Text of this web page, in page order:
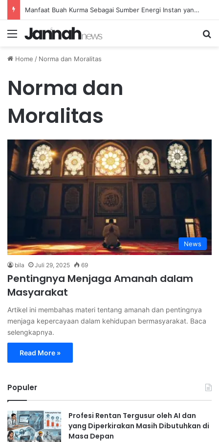
Manfaat Buah Kurma Sebagai Sumber Energi Instan yang Sehat dan Bergizi untuk Kesehatan
Menu
Home / Norma dan Moralitas
Norma dan
Moralitas
News
bila Juli 29, 2025 69
Pentingnya Menjaga Amanah dalam
Masyarakat
Artikel ini membahas materi tentang amanah dan pentingnya
menjaga kepercayaan dalam kehidupan bermasyarakat. Baca
selengkapnya.
Read More »
Populer
Profesi Rentan Tergusur oleh AI dan
yang Diperkirakan Masih Dibutuhkan di
Masa Depan